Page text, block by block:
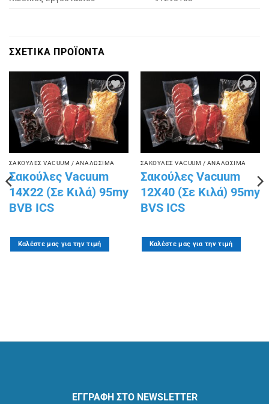
ΣΧΕΤΙΚΑ ΠΡΟΪΟΝΤΑ
Πρόσθήκη
στην
λίστα
επιθυμιών
ΣΑΚΟΥΛΕΣ VACUUM / ΑΝΑΛΩΣΙΜΑ
Σακούλες Vacuum
14X22 (Σε Κιλά) 95my
BVB ICS
Καλέστε μας για την τιμή
Πρόσθήκη
στην
λίστα
επιθυμιών
ΣΑΚΟΥΛΕΣ VACUUM / ΑΝΑΛΩΣΙΜΑ
Σακούλες Vacuum
12X40 (Σε Kιλά) 95my
BVS ICS
Καλέστε μας για την τιμή
ΕΓΓΡΑΦΗ ΣΤΟ NEWSLETTER